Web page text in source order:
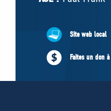
ACÉ
Site web local
Faites un don à